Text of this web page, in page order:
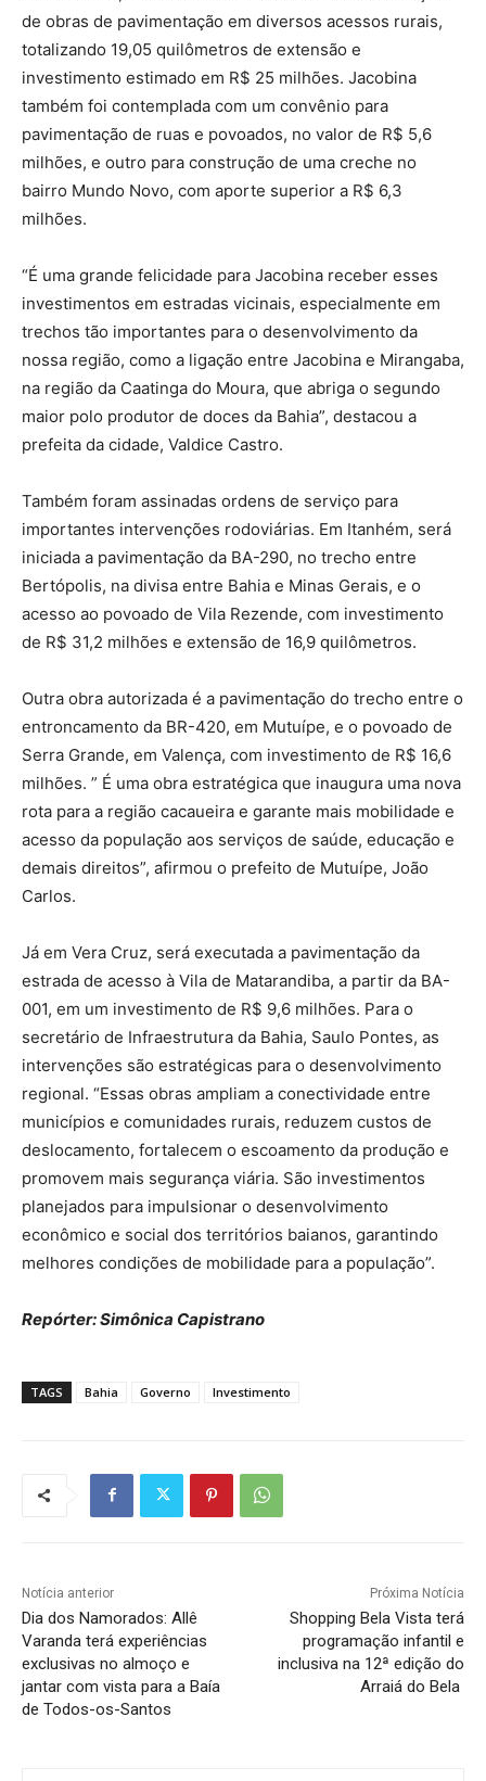
de obras de pavimentação em diversos acessos rurais,
totalizando 19,05 quilômetros de extensão e
investimento estimado em R$ 25 milhões. Jacobina
também foi contemplada com um convênio para
pavimentação de ruas e povoados, no valor de R$ 5,6
milhões, e outro para construção de uma creche no
bairro Mundo Novo, com aporte superior a R$ 6,3
milhões.
“É uma grande felicidade para Jacobina receber esses
investimentos em estradas vicinais, especialmente em
trechos tão importantes para o desenvolvimento da
nossa região, como a ligação entre Jacobina e Mirangaba,
na região da Caatinga do Moura, que abriga o segundo
maior polo produtor de doces da Bahia”, destacou a
prefeita da cidade, Valdice Castro.
Também foram assinadas ordens de serviço para
importantes intervenções rodoviárias. Em Itanhém, será
iniciada a pavimentação da BA-290, no trecho entre
Bertópolis, na divisa entre Bahia e Minas Gerais, e o
acesso ao povoado de Vila Rezende, com investimento
de R$ 31,2 milhões e extensão de 16,9 quilômetros.
Outra obra autorizada é a pavimentação do trecho entre o
entroncamento da BR-420, em Mutuípe, e o povoado de
Serra Grande, em Valença, com investimento de R$ 16,6
milhões. ” É uma obra estratégica que inaugura uma nova
rota para a região cacaueira e garante mais mobilidade e
acesso da população aos serviços de saúde, educação e
demais direitos”, afirmou o prefeito de Mutuípe, João
Carlos.
Já em Vera Cruz, será executada a pavimentação da
estrada de acesso à Vila de Matarandiba, a partir da BA-
001, em um investimento de R$ 9,6 milhões. Para o
secretário de Infraestrutura da Bahia, Saulo Pontes, as
intervenções são estratégicas para o desenvolvimento
regional. “Essas obras ampliam a conectividade entre
municípios e comunidades rurais, reduzem custos de
deslocamento, fortalecem o escoamento da produção e
promovem mais segurança viária. São investimentos
planejados para impulsionar o desenvolvimento
econômico e social dos territórios baianos, garantindo
melhores condições de mobilidade para a população”.
Repórter: Simônica Capistrano
TAGS Bahia Governo Investimento
Notícia anterior
Dia dos Namorados: Allê
Varanda terá experiências
exclusivas no almoço e
jantar com vista para a Baía
de Todos-os-Santos
Próxima Notícia
Shopping Bela Vista terá
programação infantil e
inclusiva na 12ª edição do
Arraiá do Bela